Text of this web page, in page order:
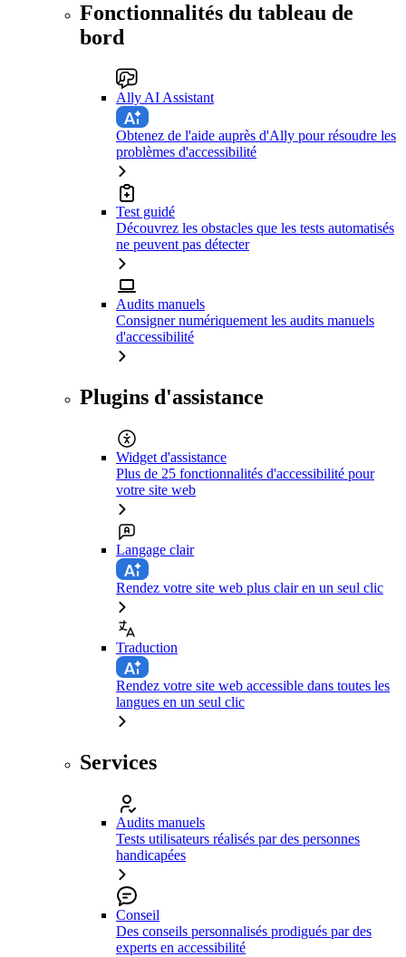
Fonctionnalités du tableau de
bord
Ally AI Assistant
Obtenez de l'aide auprès d'Ally pour résoudre les
problèmes d'accessibilité
Test guidé
Découvrez les obstacles que les tests automatisés
ne peuvent pas détecter
Audits manuels
Consigner numériquement les audits manuels
d'accessibilité
Plugins d'assistance
Widget d'assistance
Plus de 25 fonctionnalités d'accessibilité pour
votre site web
Langage clair
Rendez votre site web plus clair en un seul clic
Traduction
Rendez votre site web accessible dans toutes les
langues en un seul clic
Services
Audits manuels
Tests utilisateurs réalisés par des personnes
handicapées
Conseil
Des conseils personnalisés prodigués par des
experts en accessibilité